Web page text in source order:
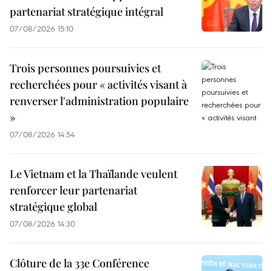
partenariat stratégique intégral
07/08/2026 15:10
Trois personnes poursuivies et
recherchées pour « activités visant à
renverser l'administration populaire
»
07/08/2026 14:54
Le Vietnam et la Thaïlande veulent
renforcer leur partenariat
stratégique global
07/08/2026 14:30
Clôture de la 33e Conférence